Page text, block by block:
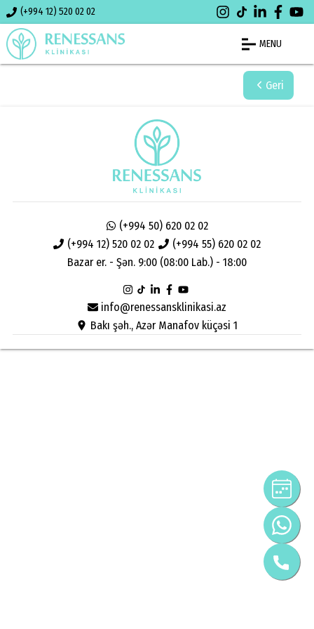
(+994 12) 520 02 02
MENU
Geri
info@renessansklinikasi.az
Bakı şəh., Azər Manafov küçəsi 1
(+994 12) 520 02 02 (+994 55) 620 02 02
(+994 50) 620 02 02
Bazar er. - Şən. 9:00 (08:00 Lab.) - 18:00